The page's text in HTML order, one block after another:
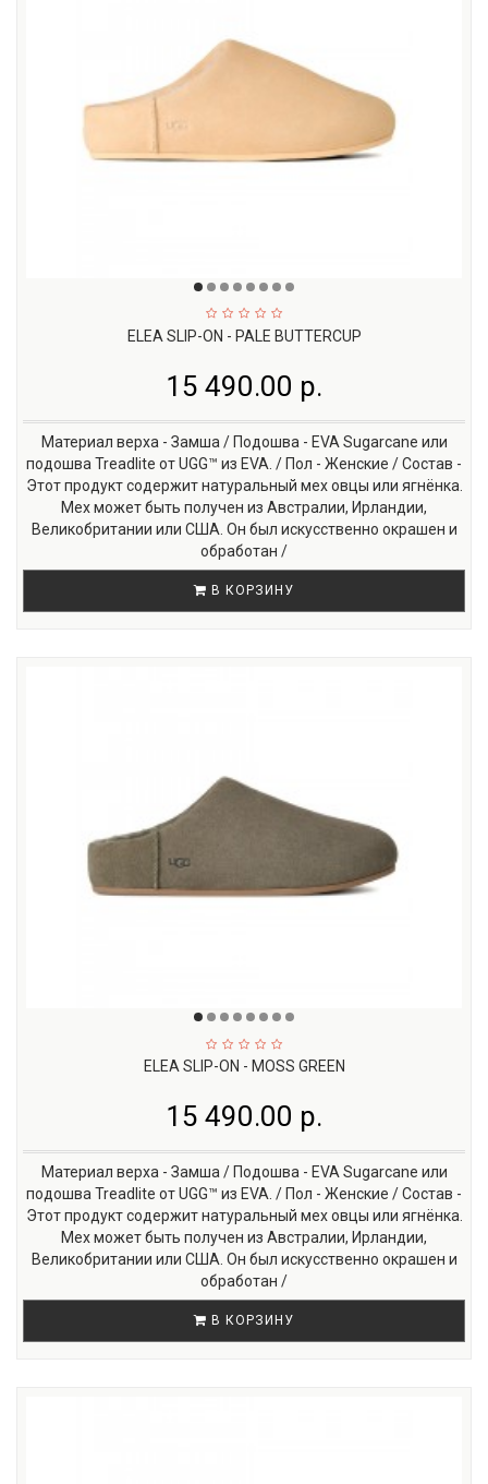
ELEA SLIP-ON - PALE BUTTERCUP
15 490.00 р.
Материал верха - Замша / Подошва - EVA Sugarcane или
подошва Treadlite от UGG™ из EVA. / Пол - Женские / Состав -
Этот продукт содержит натуральный мех овцы или ягнёнка.
Мех может быть получен из Австралии, Ирландии,
Великобритании или США. Он был искусственно окрашен и
обработан /
В КОРЗИНУ
ELEA SLIP-ON - MOSS GREEN
15 490.00 р.
Материал верха - Замша / Подошва - EVA Sugarcane или
подошва Treadlite от UGG™ из EVA. / Пол - Женские / Состав -
Этот продукт содержит натуральный мех овцы или ягнёнка.
Мех может быть получен из Австралии, Ирландии,
Великобритании или США. Он был искусственно окрашен и
обработан /
В КОРЗИНУ